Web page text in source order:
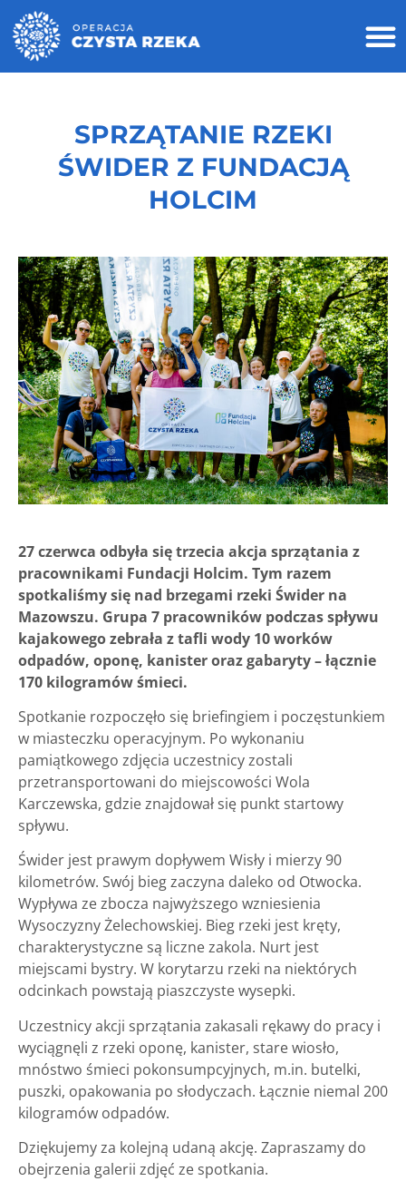
SPRZĄTANIE RZEKI
ŚWIDER Z FUNDACJĄ
HOLCIM
27 czerwca odbyła się trzecia akcja sprzątania z
pracownikami Fundacji Holcim. Tym razem
spotkaliśmy się nad brzegami rzeki Świder na
Mazowszu. Grupa 7 pracowników podczas spływu
kajakowego zebrała z tafli wody 10 worków
odpadów, oponę, kanister oraz gabaryty – łącznie
170 kilogramów śmieci.
Spotkanie rozpoczęło się briefingiem i poczęstunkiem
w miasteczku operacyjnym. Po wykonaniu
pamiątkowego zdjęcia uczestnicy zostali
przetransportowani do miejscowości Wola
Karczewska, gdzie znajdował się punkt startowy
spływu.
Świder jest prawym dopływem Wisły i mierzy 90
kilometrów. Swój bieg zaczyna daleko od Otwocka.
Wypływa ze zbocza najwyższego wzniesienia
Wysoczyzny Żelechowskiej. Bieg rzeki jest kręty,
charakterystyczne są liczne zakola. Nurt jest
miejscami bystry. W korytarzu rzeki na niektórych
odcinkach powstają piaszczyste wysepki.
Uczestnicy akcji sprzątania zakasali rękawy do pracy i
wyciągnęli z rzeki oponę, kanister, stare wiosło,
mnóstwo śmieci pokonsumpcyjnych, m.in. butelki,
puszki, opakowania po słodyczach. Łącznie niemal 200
kilogramów odpadów.
Dziękujemy za kolejną udaną akcję. Zapraszamy do
obejrzenia galerii zdjęć ze spotkania.